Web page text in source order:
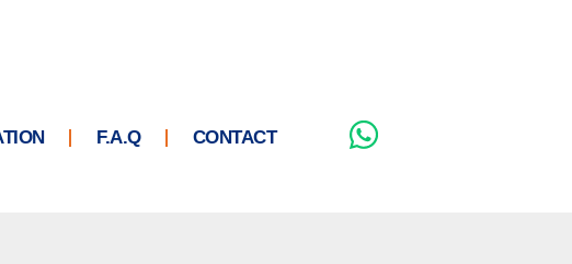
F.A.Q CONTACT